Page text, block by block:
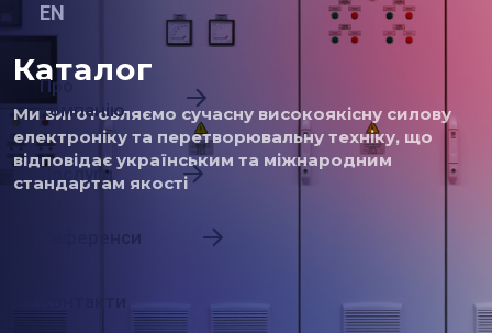
EN
Про
компанію
Послуги
Референси
Каталог
Ми виготовляємо сучасну високоякісну силову
електроніку та перетворювальну техніку, що
відповідає українським та міжнародним
стандартам якості